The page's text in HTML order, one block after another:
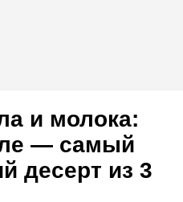
и молока:
— самый
десерт из 3